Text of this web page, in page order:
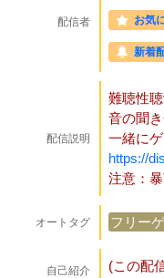
配信者 お気
新着
配信説明
難聴性
音の聞
一緒に
https://
注意：
オートタグ フリー
自己紹介 (この配